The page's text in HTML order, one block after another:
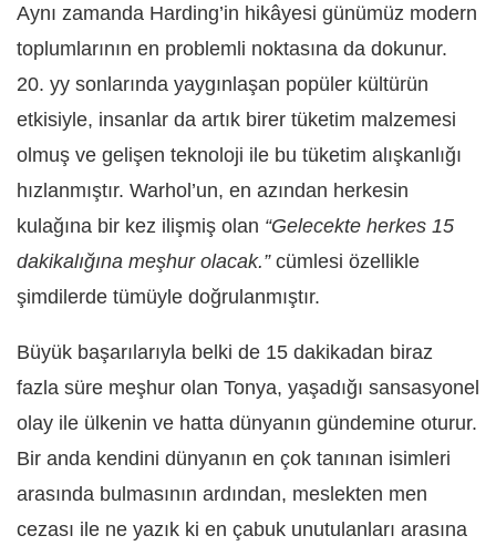
Aynı zamanda Harding’in hikâyesi günümüz modern
toplumlarının en problemli noktasına da dokunur.
20. yy sonlarında yaygınlaşan popüler kültürün
etkisiyle, insanlar da artık birer tüketim malzemesi
olmuş ve gelişen teknoloji ile bu tüketim alışkanlığı
hızlanmıştır. Warhol’un, en azından herkesin
kulağına bir kez ilişmiş olan “Gelecekte herkes 15
dakikalığına meşhur olacak.”cümlesi özellikle
şimdilerde tümüyle doğrulanmıştır.
Büyük başarılarıyla belki de 15 dakikadan biraz
fazla süre meşhur olan Tonya, yaşadığı sansasyonel
olay ile ülkenin ve hatta dünyanın gündemine oturur.
Bir anda kendini dünyanın en çok tanınan isimleri
arasında bulmasının ardından, meslekten men
cezası ile ne yazık ki en çabuk unutulanları arasına